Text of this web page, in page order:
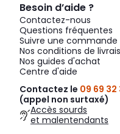
Besoin d’aide ?
Contactez-nous
Questions fréquentes
Suivre une commande
Nos conditions de
Nos guides d'achat
Centre d'aide
Contactez le 09 69 32
(appel non surtaxé)
Accès sourds
et malentendants